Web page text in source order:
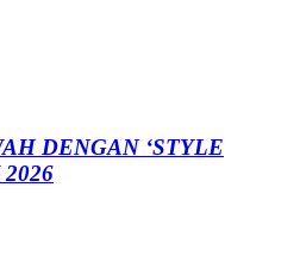
DENGAN ‘STYLE